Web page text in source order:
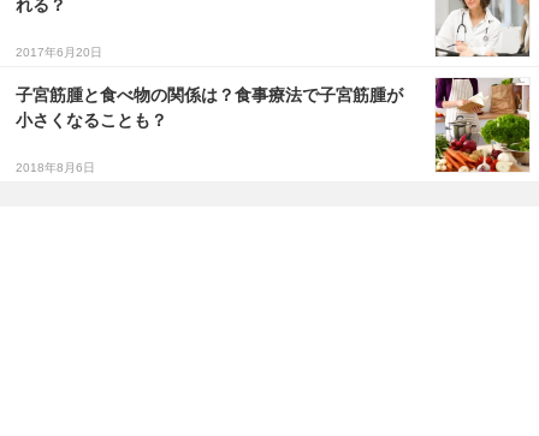
れる？
2017年6月20日
子宮筋腫と食べ物の関係は？食事療法で子宮筋腫が
小さくなることも？
2018年8月6日